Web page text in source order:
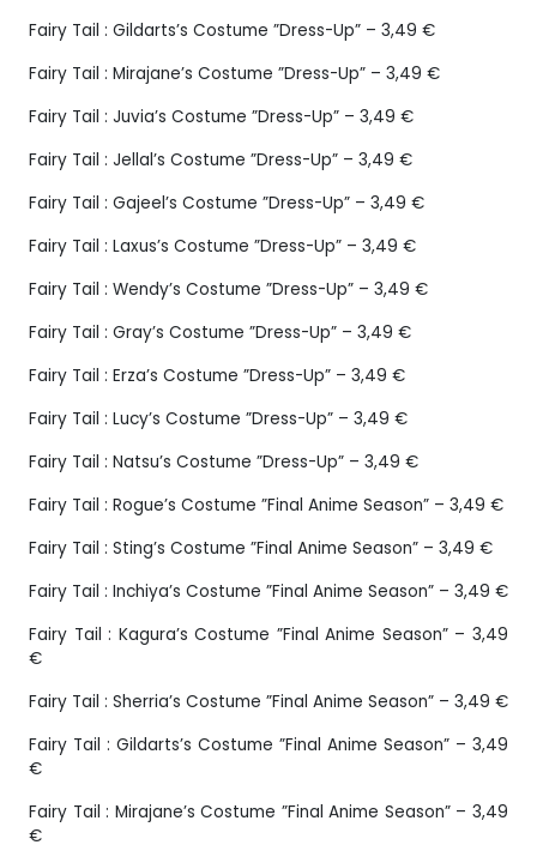
Fairy Tail : Gildarts’s Costume ”Dress-Up” – 3,49 €
Fairy Tail : Mirajane’s Costume ”Dress-Up” – 3,49 €
Fairy Tail : Juvia’s Costume ”Dress-Up” – 3,49 €
Fairy Tail : Jellal’s Costume ”Dress-Up” – 3,49 €
Fairy Tail : Gajeel’s Costume ”Dress-Up” – 3,49 €
Fairy Tail : Laxus’s Costume ”Dress-Up” – 3,49 €
Fairy Tail : Wendy’s Costume ”Dress-Up” – 3,49 €
Fairy Tail : Gray’s Costume ”Dress-Up” – 3,49 €
Fairy Tail : Erza’s Costume ”Dress-Up” – 3,49 €
Fairy Tail : Lucy’s Costume ”Dress-Up” – 3,49 €
Fairy Tail : Natsu’s Costume ”Dress-Up” – 3,49 €
Fairy Tail : Rogue’s Costume ”Final Anime Season” – 3,49 €
Fairy Tail : Sting’s Costume ”Final Anime Season” – 3,49 €
Fairy Tail : Inchiya’s Costume ”Final Anime Season” – 3,49 €
Fairy Tail : Kagura’s Costume ”Final Anime Season” – 3,49
€
Fairy Tail : Sherria’s Costume ”Final Anime Season” – 3,49 €
Fairy Tail : Gildarts’s Costume ”Final Anime Season” – 3,49
€
Fairy Tail : Mirajane’s Costume ”Final Anime Season” – 3,49
€